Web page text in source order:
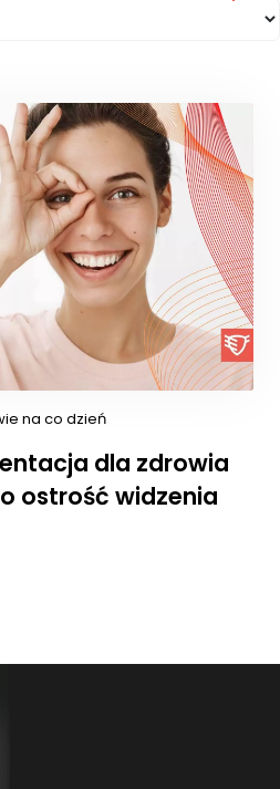
na co dzień
dla zdrowia
ostrość widzenia